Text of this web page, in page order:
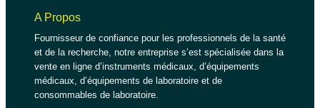
A Propos
Fournisseur de confiance pour les professionnels de la santé
et de la recherche, notre entreprise s’est spécialisée dans la
vente en ligne d’instruments médicaux, d’équipements
médicaux, d’équipements de laboratoire et de
consommables de laboratoire.